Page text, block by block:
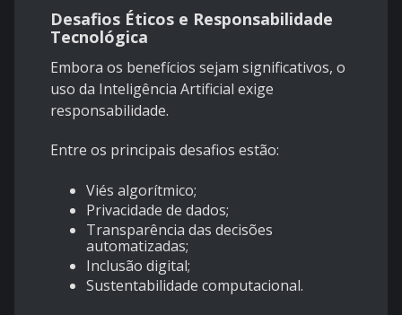
Desafios Éticos e Responsabilidade
Tecnológica
Embora os benefícios sejam significativos, o
uso da Inteligência Artificial exige
responsabilidade.
Entre os principais desafios estão:
Viés algorítmico;
Privacidade de dados;
Transparência das decisões
automatizadas;
Inclusão digital;
Sustentabilidade computacional.